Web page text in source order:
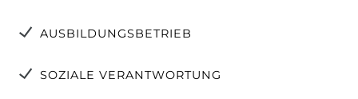
AUSBILDUNGSBETRIEB
SOZIALE VERANTWORTUNG